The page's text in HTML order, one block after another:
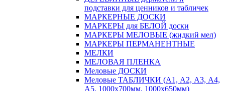
подставки для ценников и табличек
МАРКЕРНЫЕ ДОСКИ
МАРКЕРЫ для БЕЛОЙ доски
МАРКЕРЫ МЕЛОВЫЕ (жидкий мел)
МАРКЕРЫ ПЕРМАНЕНТНЫЕ
МЕЛКИ
МЕЛОВАЯ ПЛЕНКА
Меловые ДОСКИ
Меловые ТАБЛИЧКИ (А1, А2, А3, А4,
А5, 1000х700мм, 1000х650мм)